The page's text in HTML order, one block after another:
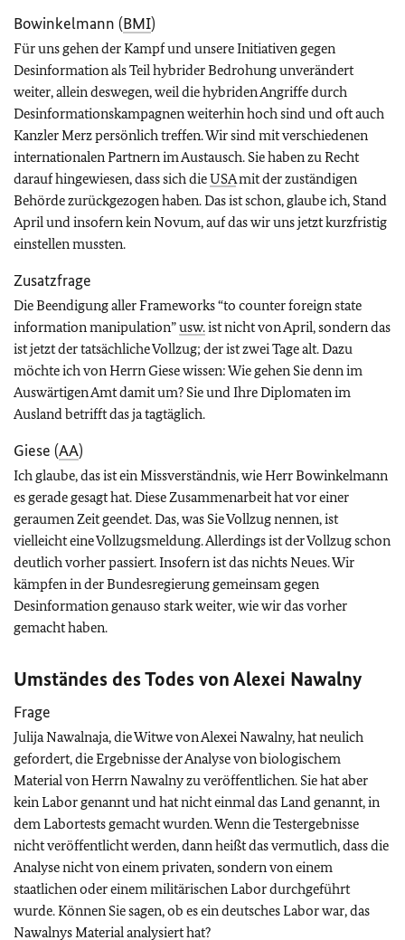
Bowinkelmann (BMI)
Für uns gehen der Kampf und unsere Initiativen gegen
Desinformation als Teil hybrider Bedrohung unverändert
weiter, allein deswegen, weil die hybriden Angriffe durch
Desinformationskampagnen weiterhin hoch sind und oft auch
Kanzler Merz persönlich treffen. Wir sind mit verschiedenen
internationalen Partnern im Austausch. Sie haben zu Recht
darauf hingewiesen, dass sich dieUSAmit der zuständigen
Behörde zurückgezogen haben. Das ist schon, glaube ich, Stand
April und insofern kein Novum, auf das wir uns jetzt kurzfristig
einstellen mussten.
Zusatzfrage
Die Beendigung aller Frameworks“to counter foreign state
information manipulation”usw.ist nicht von April, sondern das
ist jetzt der tatsächliche Vollzug; der ist zwei Tage alt. Dazu
möchte ich von Herrn Giese wissen: Wie gehen Sie denn im
Auswärtigen Amt damit um? Sie und Ihre Diplomaten im
Ausland betrifft das ja tagtäglich.
Giese (AA)
Ich glaube, das ist ein Missverständnis, wie Herr Bowinkelmann
es gerade gesagt hat. Diese Zusammenarbeit hat vor einer
geraumen Zeit geendet. Das, was Sie Vollzug nennen, ist
vielleicht eine Vollzugsmeldung. Allerdings ist der Vollzug schon
deutlich vorher passiert. Insofern ist das nichts Neues. Wir
kämpfen in der Bundesregierung gemeinsam gegen
Desinformation genauso stark weiter, wie wir das vorher
gemacht haben.
Umständes des Todes von Alexei Nawalny
Frage
Julija Nawalnaja, die Witwe von Alexei Nawalny, hat neulich
gefordert, die Ergebnisse der Analyse von biologischem
Material von Herrn Nawalny zu veröffentlichen. Sie hat aber
kein Labor genannt und hat nicht einmal das Land genannt, in
dem Labortests gemacht wurden. Wenn die Testergebnisse
nicht veröffentlicht werden, dann heißt das vermutlich, dass die
Analyse nicht von einem privaten, sondern von einem
staatlichen oder einem militärischen Labor durchgeführt
wurde. Können Sie sagen, ob es ein deutsches Labor war, das
Nawalnys Material analysiert hat?